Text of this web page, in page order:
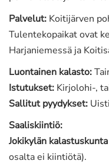
Palvelut: Koitijärven
Tulentekopaikat ovat
Harjaniemessä ja
Luontainen kalasto:
Istutukset: Kirjolohi-,
Sallitut pyydykset:
Saaliskiintiö:
Jokikylän kalastuskunta
osalta ei kiintiötä).